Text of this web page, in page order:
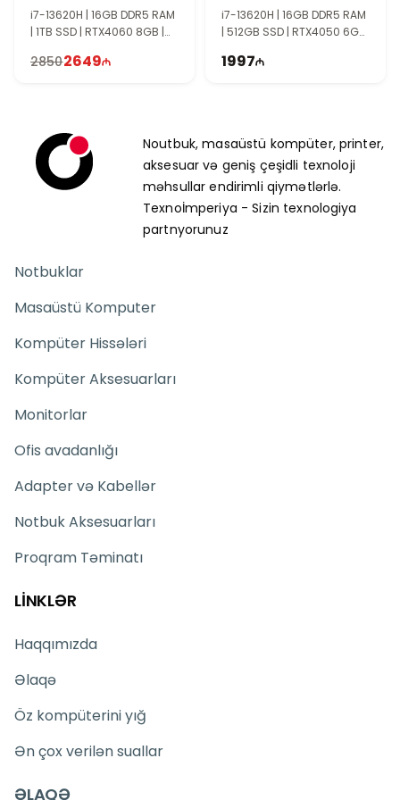
1429
i7-13620H | 16GB DDR5 RAM
| 1TB SSD | RTX4060 8GB |
28502649
i7-13620H | 16GB DDR5 RAM
| 512GB SSD | RTX4050 6GB
1997
Noutbuk, masaüstü kompüter, printer,
aksesuar və geniş çeşidli texnoloji
məhsullar endirimli qiymətlərlə.
Texnoİmperiya - Sizin texnologiya
partnyorunuz
Notbuklar
Masaüstü Komputer
Kompüter Hissələri
Kompüter Aksesuarları
Monitorlar
Ofis avadanlığı
Adapter və Kabellər
Notbuk Aksesuarları
Proqram Təminatı
LİNKLƏR
Haqqımızda
Əlaqə
Öz kompüterini yığ
Ən çox verilən suallar
ƏLAQƏ